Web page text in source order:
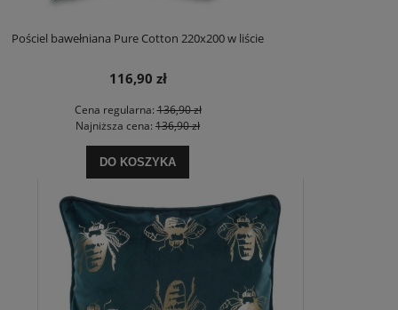
Pościel bawełniana Pure Cotton 220x200 w liście
116,90 zł
Cena regularna:136,90 zł
Najniższa cena: 136,90 zł
DO KOSZYKA